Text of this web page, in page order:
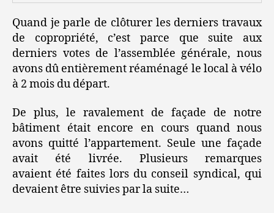
Quand je parle de clôturer les derniers travaux
de copropriété, c’est parce que suite aux
derniers votes de l’assemblée générale, nous
avons dû entièrement réaménagé le local à vélo
à 2 mois du départ.
De plus, le ravalement de façade de notre
bâtiment était encore en cours quand nous
avons quitté l’appartement. Seule une façade
avait été livrée. Plusieurs remarques
avaient été faites lors du conseil syndical, qui
devaient être suivies par la suite…